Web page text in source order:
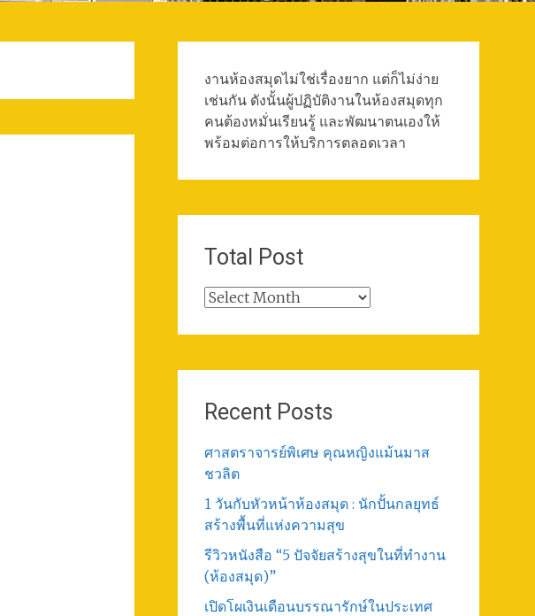
งานห้องสมุดไม่ใช่เรื่องยาก แต่ก็ไม่ง่าย
เช่นกัน ดังนั้นผู้ปฏิบัติงานในห้องสมุดทุก
คนต้องหมั่นเรียนรู้ และพัฒนาตนเองให้
พร้อมต่อการให้บริการตลอดเวลา
Total Post
Total
Recent Posts
ศาสตราจารย์พิเศษ คุณหญิงแม้นมาส
ชวลิต
1 วันกับหัวหน้าห้องสมุด : นักปั้นกลยุทธ์
สร้างพื้นที่แห่งความสุข
รีวิวหนังสือ “5 ปัจจัยสร้างสุขในที่ทำงาน
(ห้องสมุด)”
เปิดโผเงินเดือนบรรณารักษ์ในประเทศ